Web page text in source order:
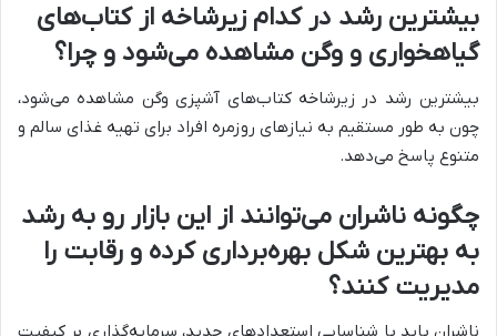
بیشترین رشد در کدام زیرشاخه از کتاب‌های
گیاهخواری و وگن مشاهده می‌شود و چرا؟
بیشترین رشد در زیرشاخه کتاب‌های آشپزی وگن مشاهده می‌شود،
چون به طور مستقیم به نیازهای روزمره افراد برای تهیه غذای سالم و
متنوع پاسخ می‌دهد.
چگونه ناشران می‌توانند از این بازار رو به رشد
به بهترین شکل بهره‌برداری کرده و رقابت را
مدیریت کنند؟